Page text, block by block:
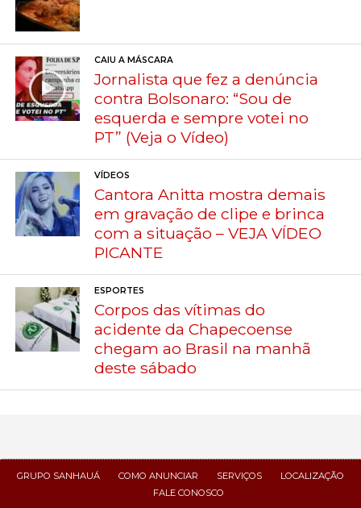
CAIU A MÁSCARA
Jornalista que fez a denúncia
contra Bolsonaro: “Sou de
esquerda e sempre votei no
PT” (Veja o Vídeo)
VÍDEOS
Cantora Anitta mostra demais
em gravação de clipe e brinca
com a situação – VEJA VÍDEO
PICANTE
ESPORTES
Corpos das vítimas do
acidente da Chapecoense
chegam ao Brasil na manhã
deste sábado
GRUPO SANHAUÁ COMO ANUNCIAR SERVIÇOS
LOCALIZAÇÃO
FALE CONOSCO